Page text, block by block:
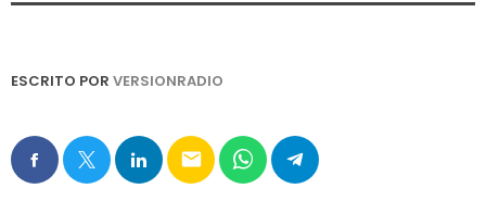
ESCRITO POR VERSIONRADIO
email